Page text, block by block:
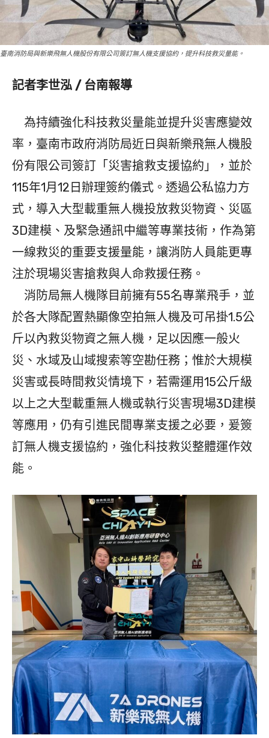
臺南消防局與新樂飛無人機股份有限公司簽訂無人機支援協約，提升科技救災量能。
記者李世泓 / 台南報導
為持續強化科技救災量能並提升災害應變效
率，臺南市政府消防局近日與新樂飛無人機股
份有限公司簽訂「災害搶救支援協約」，並於
115年1月12日辦理簽約儀式。透過公私協力方
式，導入大型載重無人機投放救災物資、災區
3D建模、及緊急通訊中繼等專業技術，作為第
一線救災的重要支援量能，讓消防人員能更專
注於現場災害搶救與人命救援任務。
消防局無人機隊目前擁有55名專業飛手，並
於各大隊配置熱顯像空拍無人機及可吊掛1.5公
斤以內救災物資之無人機，足以因應一般火
災、水域及山域搜索等空勘任務；惟於大規模
災害或長時間救災情境下，若需運用15公斤級
以上之大型載重無人機或執行災害現場3D建模
等應用，仍有引進民間專業支援之必要，爰簽
訂無人機支援協約，強化科技救災整體運作效
能。